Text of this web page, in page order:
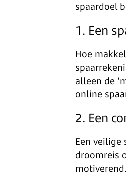
spaardoel
1. Een
Hoe
alleen de
online
2. Een
Een veilige
droomreis